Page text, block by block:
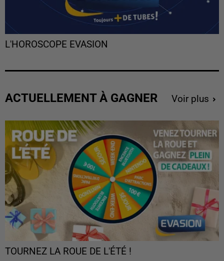
L'HOROSCOPE EVASION
ACTUELLEMENT À GAGNER Voir plus
TOURNEZ LA ROUE DE L'ÉTÉ !